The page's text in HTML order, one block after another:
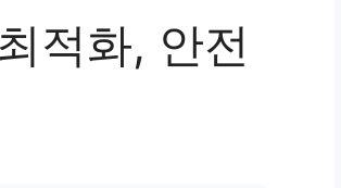
적화, 안전